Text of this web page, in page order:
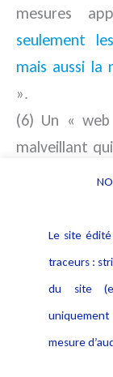
mesures
seulement
mais aussi la
».
(6) Un «
malveillant
distance aux
(8) La
forte.
(9) Décision
Le site
traceurs :
du site
mesure